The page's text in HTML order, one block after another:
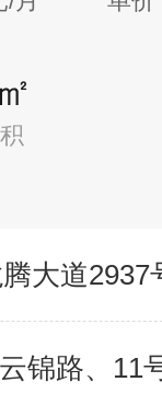
大道2937
锦路、11